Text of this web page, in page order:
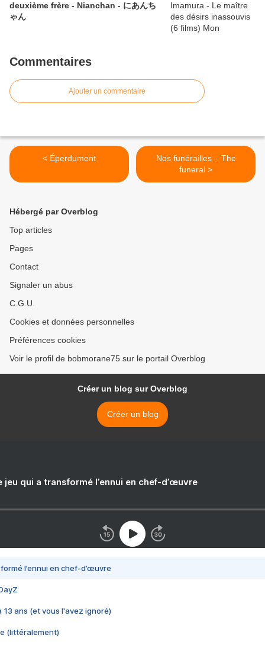
deuxième frère - Nianchan - にあんち
ゃん
Commentaires
Ajouter un commentaire
< Éperdument
Nos funérailles – The
funeral >
Hébergé par Overblog
Top articles
Pages
Contact
Signaler un abus
C.G.U.
Cookies et données personnelles
Préférences cookies
Voir le profil de bobmorane75 sur le portail Overblog
Créer un blog sur Overblog
Créer un blog
jeu qui a transformé l’ennui en chef-d’œuvre
l’ennui en chef-d’œuvre
13 ans (et vous l'avez ignoré)
(littéralement)